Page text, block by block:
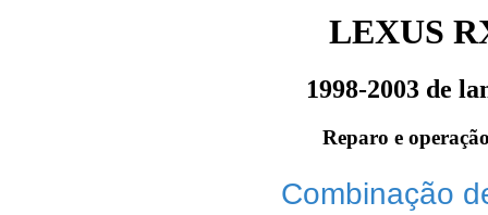
LEXUS
1998-2003 de
Reparo e
Combinação